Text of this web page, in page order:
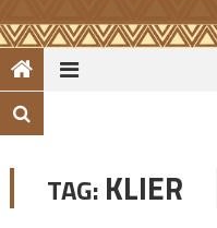
TAG: KLIER